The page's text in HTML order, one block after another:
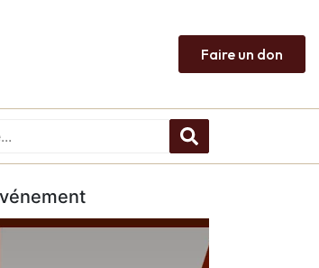
Faire un don